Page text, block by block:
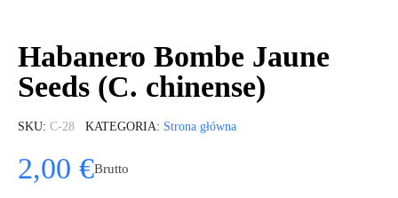
Habanero Bombe Jaune
Seeds (C. chinense)
SKU C-28 KATEGORIA Strona główna
2,00 €Brutto